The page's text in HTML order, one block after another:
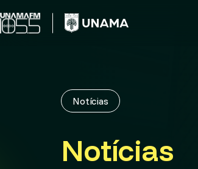
to
content
Notícias
Notícias